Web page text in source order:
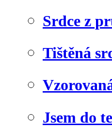
Srdce z
Tištěná
Jsem do